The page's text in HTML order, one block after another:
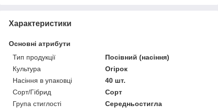
Характеристики
Основні атрибути
Тип продукції
Посівний (насіння)
Культура
Огірок
Насіння в упаковці
40 шт.
Сорт/Гібрид
Сорт
Група стиглості
Середньостигла